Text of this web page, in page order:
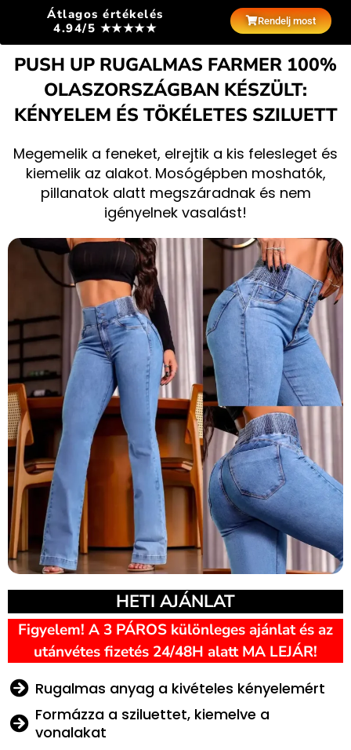
Átlagos értékelés
4.94/5 ★★★★★
Rendelj most
PUSH UP RUGALMAS FARMER 100%
OLASZORSZÁGBAN KÉSZÜLT:
KÉNYELEM ÉS TÖKÉLETES SZILUETT
Megemelik a feneket, elrejtik a kis felesleget és
kiemelik az alakot. Mosógépben moshatók,
pillanatok alatt megszáradnak és nem
igényelnek vasalást!
HETI AJÁNLAT
Figyelem! A 3 PÁROS különleges ajánlat és az
utánvétes fizetés 24/48H alatt MA LEJÁR!
Rugalmas anyag a kivételes kényelemért
Formázza a sziluettet, kiemelve a
vonalakat